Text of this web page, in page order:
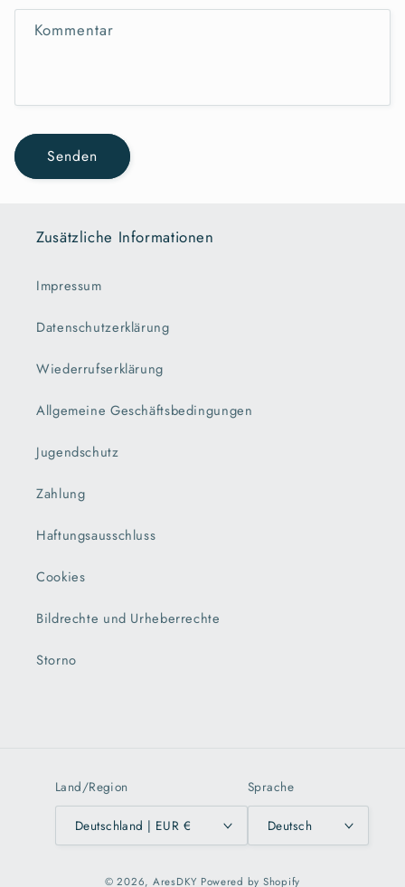
Kommentar
Senden
Zusätzliche Informationen
Impressum
Datenschutzerklärung
Wiederrufserklärung
Allgemeine Geschäftsbedingungen
Jugendschutz
Zahlung
Haftungsausschluss
Cookies
Bildrechte und Urheberrechte
Storno
Land/Region
Deutschland | EUR €
Sprache
Deutsch
© 2026, AresDKY Powered by Shopify